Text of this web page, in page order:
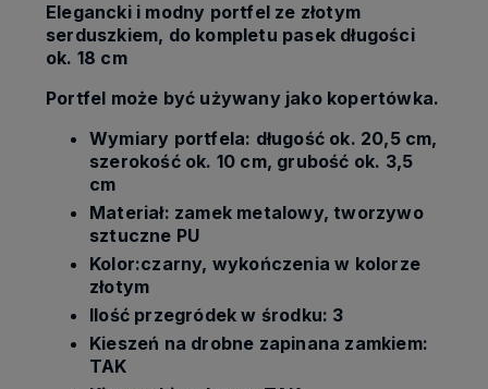
Elegancki i modny portfel ze złotym
serduszkiem, do kompletu pasek długości
ok. 18 cm
Portfel może być używany jako kopertówka.
Wymiary portfela: długość ok. 20,5 cm,
szerokość ok. 10 cm, grubość ok. 3,5
cm
Materiał: zamek metalowy, tworzywo
sztuczne PU
Kolor:czarny, wykończenia w kolorze
złotym
Ilość przegródek w środku: 3
Kieszeń na drobne zapinana zamkiem:
TAK